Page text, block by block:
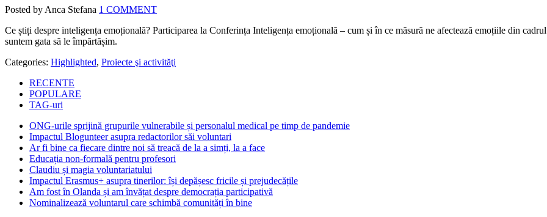
Posted by Anca Stefana 1 COMMENT
Ce știți despre inteligența emoțională? Participarea la Conferința Inteligența emoțională – cum și în ce măsură ne afectează emoțiile din
suntem gata să le împărtășim.
Categories: Highlighted, Proiecte şi activităţi
RECENTE
POPULARE
TAG-uri
ONG-urile sprijină grupurile vulnerabile și personalul medical pe timp de pandemie
Impactul Blogunteer asupra redactorilor săi voluntari
Ar fi bine ca fiecare dintre noi să treacă de la a simți, la a face
Educația non-formală pentru profesori
Claudiu și magia voluntariatului
Impactul Erasmus+ asupra tinerilor: își depășesc fricile și prejudecățile
Am fost în Olanda și am învățat despre democrația participativă
Nominalizează voluntarul care schimbă comunități în bine